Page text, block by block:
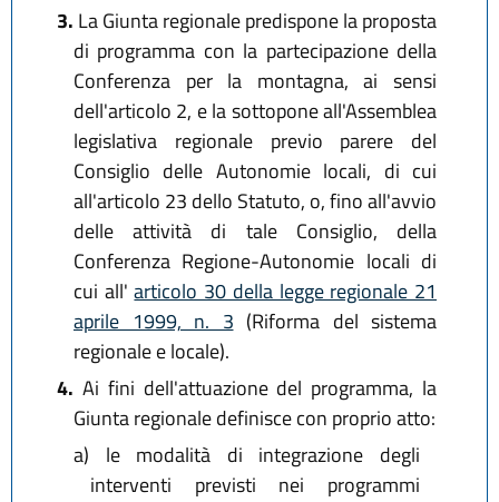
3. La Giunta regionale predispone la proposta
di programma con la partecipazione della
Conferenza per la montagna, ai sensi
dell'articolo 2, e la sottopone all'Assemblea
legislativa regionale previo parere del
Consiglio delle Autonomie locali, di cui
all'articolo 23 dello Statuto, o, fino all'avvio
delle attività di tale Consiglio, della
Conferenza Regione-Autonomie locali di
cui all'articolo 30 della legge regionale 21
aprile 1999, n. 3 (Riforma del sistema
regionale e locale).
4. Ai fini dell'attuazione del programma, la
Giunta regionale definisce con proprio atto:
a) le modalità di integrazione degli
interventi previsti nei programmi